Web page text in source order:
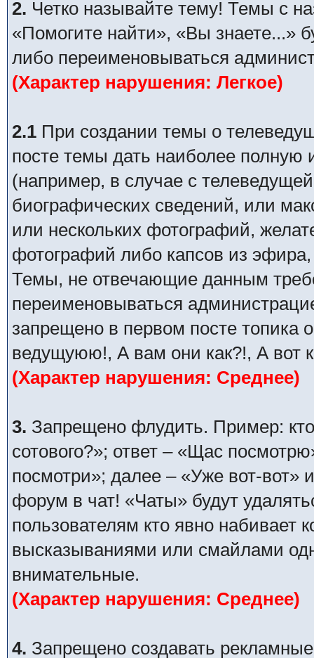
2. Четко называйте тему! Темы с
«Помогите найти», «Вы знаете...»
либо переименовываться
(Характер нарушения: Легкое)
2.1 При создании темы о
посте темы дать наиболее
(например, в случае с
биографических сведений, или
или нескольких фотографий,
фотографий либо капсов из
Темы, не отвечающие данным
переименовываться
запрещено в первом посте топика
ведущуюю!, А вам они как?!, А вот
(Характер нарушения: Среднее)
3. Запрещено флудить. Пример:
сотового?»; ответ – «Щас
посмотри»; далее – «Уже вот-вот»
форум в чат! «Чаты» будут
пользователям кто явно набивает
высказываниями или смайлами
внимательные.
(Характер нарушения: Среднее)
4. Запрещено создавать